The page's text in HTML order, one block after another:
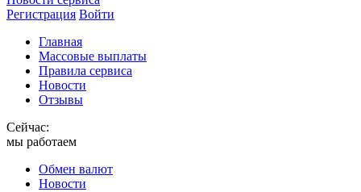
Регистрация Войти
Главная
Массовые выплаты
Правила сервиса
Новости
Отзывы
Сейчас:
мы работаем
Обмен валют
Новости